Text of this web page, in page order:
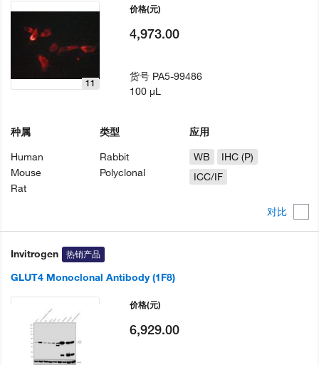
对比
11
种属
Human
Mouse
Rat
类型
Rabbit
Polyclonal
应用
WB
IHC (P)
ICC/IF
价格(元)
4,973.00
货号 PA5-99486
100 µL
Invitrogen 热销产品
GLUT4 Monoclonal Antibody (1F8)
价格(元)
6,929.00